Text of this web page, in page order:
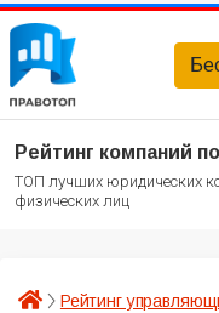
Рейтинг компаний
ТОП лучших юридических
физических лиц
Рейтинг